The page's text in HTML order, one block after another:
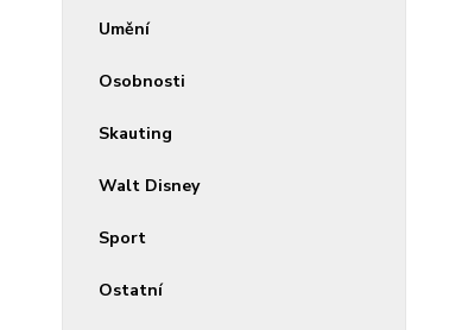
Umění
Osobnosti
Skauting
Walt Disney
Sport
Ostatní